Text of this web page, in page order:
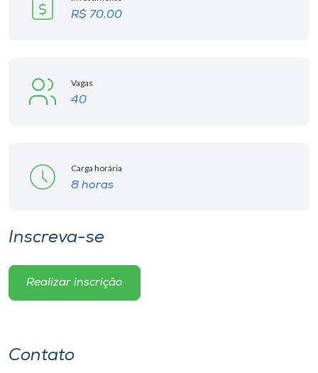
R$ 70,00
Vagas
40
Carga horária
8 horas
Inscreva-se
Realizar inscrição
Contato